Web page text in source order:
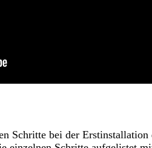
Schritte bei der Erstinstallation